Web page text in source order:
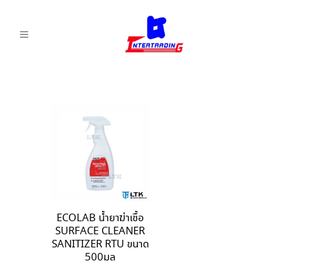
ECOLAB น้ำยาฆ่าเชื้อ
SURFACE CLEANER
SANITIZER RTU ขนาด
500มล